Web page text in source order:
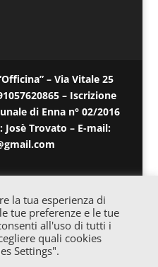
– Via Vitale 25
– Iscrizione
di Enna n° 02/2016
Trovato – E-mail:
la tua esperienza di
tue preferenze e le tue
all'uso di tutti i
quali cookies
Settings".